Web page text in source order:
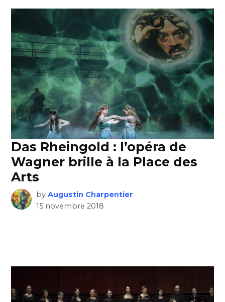
Das Rheingold : l’opéra de
Wagner brille à la Place des
Arts
by Augustin Charpentier
15 novembre 2018